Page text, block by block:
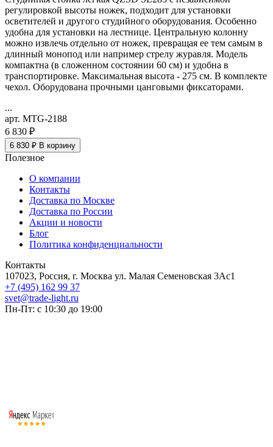
регулировкой высоты ножек, подходит для установки
осветителей и другого студийного оборудования. Особенно
удобна для установки на лестнице. Центральную колонну
можно извлечь отдельно от ножек, превращая ее тем самым в
длинный монопод или например стрелу журавля. Модель
компактна (в сложенном состоянии 60 см) и удобна в
транспортировке. Максимальная высота - 275 см. В комплекте
чехол. Оборудована прочными цанговыми фиксаторами.
...
арт. MTG-2188
6 830 ₽
6 830 ₽ В корзину
Полезное
О компании
Контакты
Доставка по Москве
Доставка по России
Акции и новости
Блог
Политика конфиденциальности
Контакты
107023, Россия, г. Москва ул. Малая Семеновская 3Ас1
+7 (495) 162 99 37
svet@trade-light.ru
Пн-Пт: с 10:30 до 19:00